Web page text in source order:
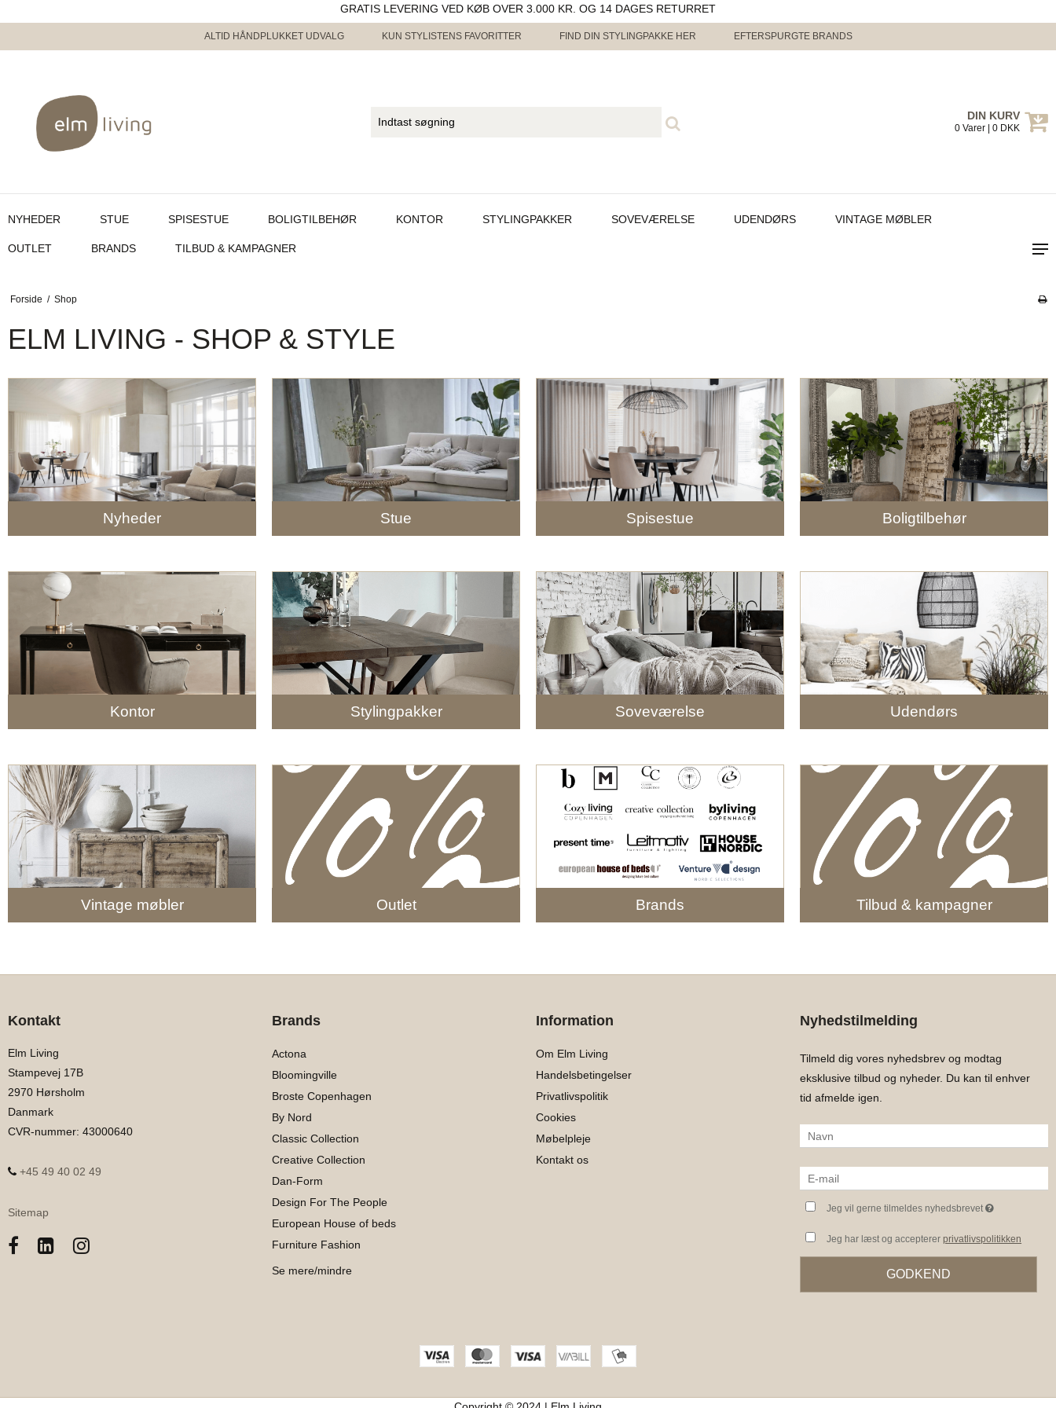
GRATIS LEVERING VED KØB OVER 3.000 KR. OG 14 DAGES RETURRET
ALTID HÅNDPLUKKET UDVALG KUN STYLISTENS FAVORITTER FIND DIN STYLINGPAKKE HER EFTERSPURGTE BRANDS
DIN KURV
0 Varer | 0 DKK
NYHEDER STUE SPISESTUE BOLIGTILBEHØR KONTOR STYLINGPAKKER SOVEVÆRELSE UDENDØRS VINTAGE MØBLER
OUTLET BRANDS TILBUD & KAMPAGNER
Forside / Shop
ELM LIVING - SHOP & STYLE
Nyheder Stue Spisestue Boligtilbehør
Kontor Stylingpakker Soveværelse Udendørs
Vintage møbler Outlet Brands Tilbud & kampagner
Kontakt
Elm Living
Stampevej 17B
2970 Hørsholm
Danmark
CVR-nummer: 43000640
+45 49 40 02 49
Sitemap
Brands
Actona
Bloomingville
Broste Copenhagen
By Nord
Classic Collection
Creative Collection
Dan-Form
Design For The People
European House of beds
Furniture Fashion
Se mere/mindre
Information
Om Elm Living
Handelsbetingelser
Privatlivspolitik
Cookies
Møbelpleje
Kontakt os
Nyhedstilmelding
Tilmeld dig vores nyhedsbrev og modtag
eksklusive tilbud og nyheder. Du kan til enhver
tid afmelde igen.
Jeg vil gerne tilmeldes nyhedsbrevet
Jeg har læst og acceptererprivatlivspolitikken
GODKEND